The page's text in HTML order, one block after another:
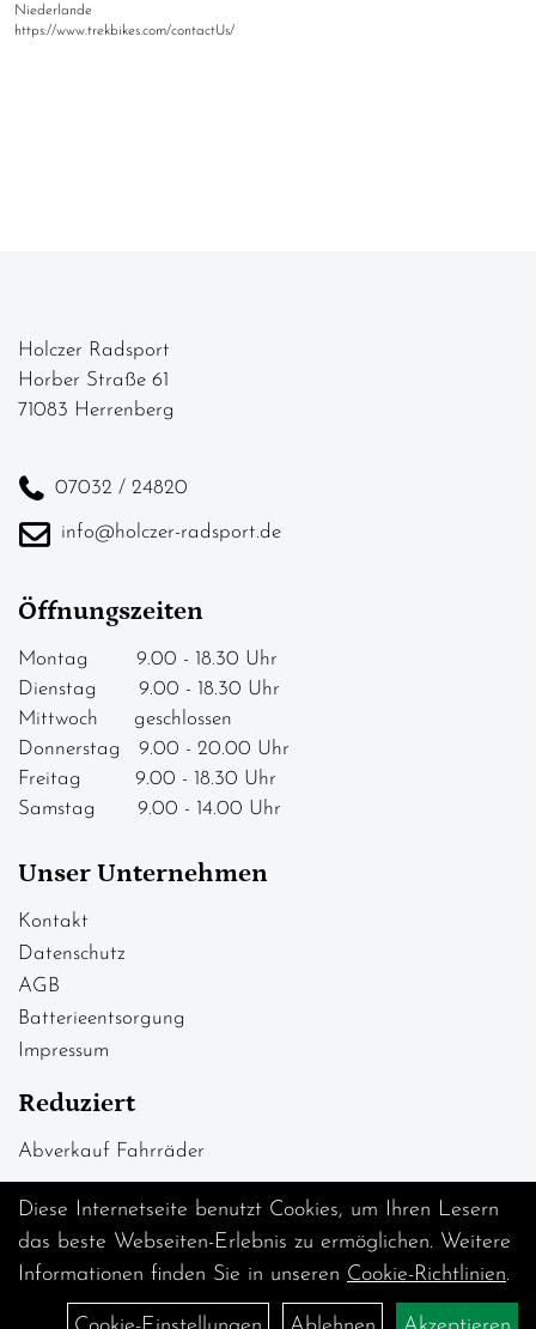
Niederlande
https://www.trekbikes.com/contactUs/
Holczer Radsport
Horber Straße 61
71083 Herrenberg
07032 / 24820
info@holczer-radsport.de
Öffnungszeiten
Montag 9.00 - 18.30 Uhr
Dienstag 9.00 - 18.30 Uhr
Mittwoch geschlossen
Donnerstag 9.00 - 20.00 Uhr
Freitag 9.00 - 18.30 Uhr
Samstag 9.00 - 14.00 Uhr
Unser Unternehmen
Kontakt
Datenschutz
AGB
Batterieentsorgung
Impressum
Reduziert
Abverkauf Fahrräder
Diese Internetseite benutzt Cookies, um Ihren Lesern
das beste Webseiten-Erlebnis zu ermöglichen. Weitere
Informationen finden Sie in unseren Cookie-Richtlinien.